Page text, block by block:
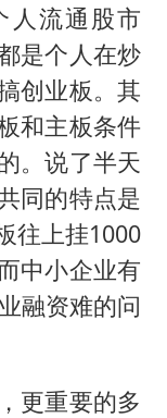
人流通股市
是个人在炒
创业板。其
和主板条件
。说了半天
同的特点是
往上挂1000
中小企业有
融资难的问
更重要的多